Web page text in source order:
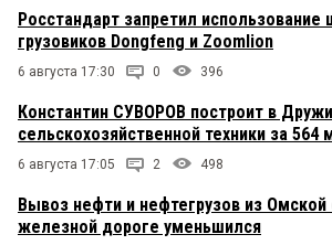
Росстандарт запретил
грузовиков Dongfeng и Zoomlion
6 августа 17:30 0 396
Константин СУВОРОВ построит в
сельскохозяйственной техники за 564
6 августа 17:05 2 498
Вывоз нефти и нефтегрузов из Омской
железной дороге уменьшился